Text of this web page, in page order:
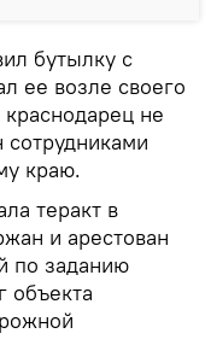
бутылку с
ее возле своего
не
краю.
теракт в
и арестован
по заданию
объекта